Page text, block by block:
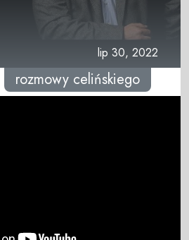
lip 30, 2022
rozmowy celińskiego